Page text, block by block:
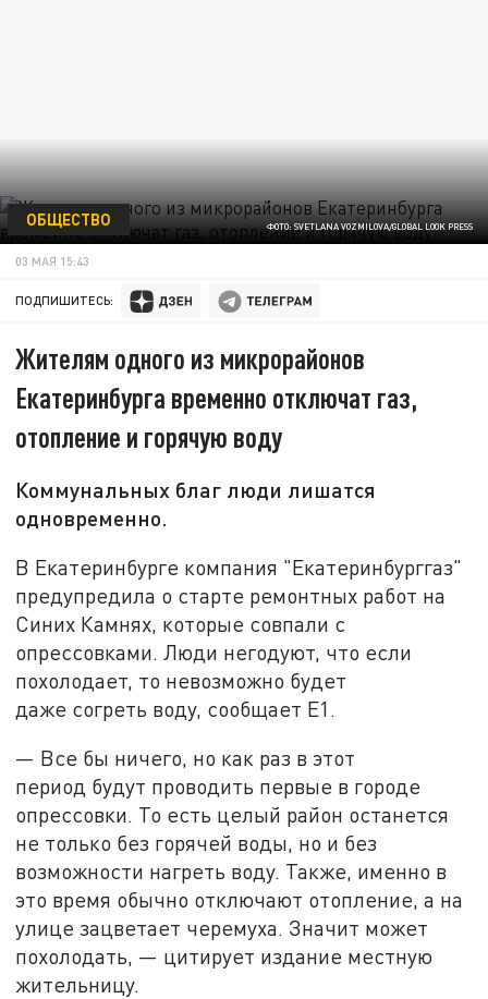
ФОТО: SVETLANA VOZMILOVA/GLOBAL LOOK PRESS
ОБЩЕСТВО
03 МАЯ 15:43
ПОДПИШИТЕСЬ:
Жителям одного из микрорайонов
Екатеринбурга временно отключат газ,
отопление и горячую воду
Коммунальных благ люди лишатся
одновременно.
В Екатеринбурге компания "Екатеринбурггаз"
предупредила о старте ремонтных работ на
Синих Камнях, которые совпали с
опрессовками. Люди негодуют, что если
похолодает, то невозможно будет
даже согреть воду, сообщает Е1.
— Все бы ничего, но как раз в этот
период будут проводить первые в городе
опрессовки. То есть целый район останется
не только без горячей воды, но и без
возможности нагреть воду. Также, именно в
это время обычно отключают отопление, а на
улице зацветает черемуха. Значит может
похолодать, — цитирует издание местную
жительницу.